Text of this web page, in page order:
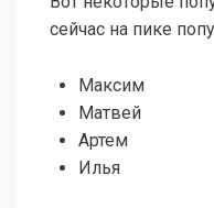
сейчас на пике
Максим
Матвей
Артем
Илья